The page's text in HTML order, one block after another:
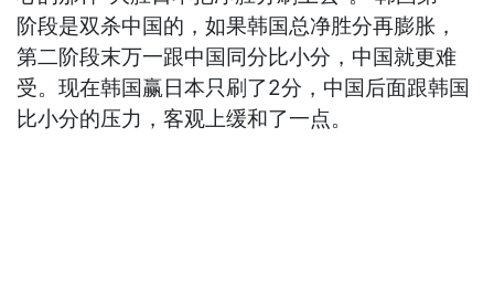
阶段是双杀中国的，如果韩国总净胜分再膨胀，
第二阶段末万一跟中国同分比小分，中国就更难
受。现在韩国赢日本只刷了2分，中国后面跟韩国
比小分的压力，客观上缓和了一点。